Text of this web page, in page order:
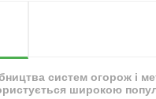
систем огорож і
широкою